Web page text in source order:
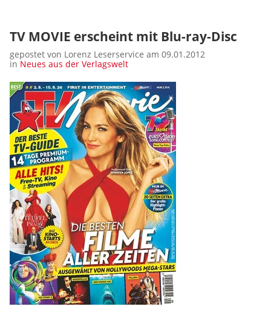
TV MOVIE erscheint mit Blu-ray-Disc
gepostet von Lorenz Leserservice am 09.01.2012
in Neues aus der Verlagswelt